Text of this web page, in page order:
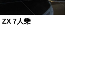
ZX 7人乗